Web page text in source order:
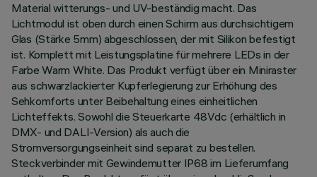
Material witterungs- und UV-beständig macht. Das
Lichtmodul ist oben durch einen Schirm aus durchsichtigem
Glas (Stärke 5mm) abgeschlossen, der mit Silikon befestigt
ist. Komplett mit Leistungsplatine für mehrere LEDs in der
Farbe Warm White. Das Produkt verfügt über ein Miniraster
aus schwarzlackierter Kupferlegierung zur Erhöhung des
Sehkomforts unter Beibehaltung eines einheitlichen
Lichteffekts. Sowohl die Steuerkarte 48Vdc (erhältlich in
DMX- und DALI-Version) als auch die
Stromversorgungseinheit sind separat zu bestellen.
Steckverbinder mit Gewindemutter IP68 im Lieferumfang